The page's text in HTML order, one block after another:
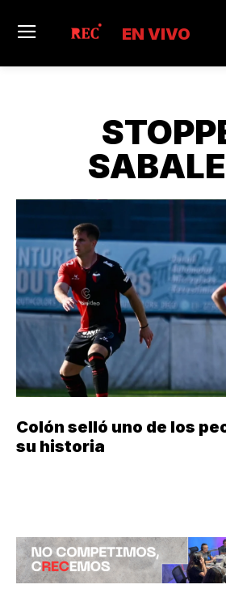
EN VIVO
Colón selló uno de los
su historia